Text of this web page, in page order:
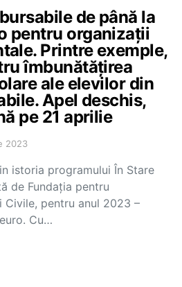
de până la
pentru organizații
Printre exemple,
îmbunătățirea
ale elevilor din
Apel deschis,
pe 21 aprilie
2023
istoria programului În Stare
de Fundația pentru
pentru anul 2023 –
Cu…